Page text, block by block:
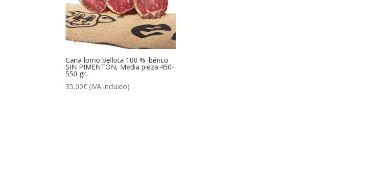
Caña lomo bellota 100 % ibérico
SIN PIMENTÓN, Media pieza 450-
550 gr.
35,00€ (IVA incluido)